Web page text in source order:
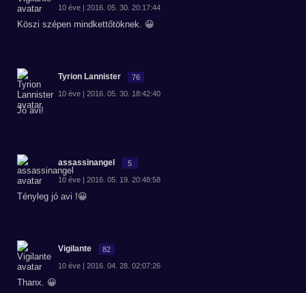
10 éve | 2016. 05. 30. 20:17:44
Köszi szépen mindkettőtöknek. 😀
Tyrion Lannister 76
10 éve | 2016. 05. 30. 18:42:40
Jó avi!
assassinangel 5
10 éve | 2016. 05. 19. 20:48:58
Tényleg jó avi !😀
Vigilante 82
10 éve | 2016. 04. 28. 02:07:26
Thanx. 😀